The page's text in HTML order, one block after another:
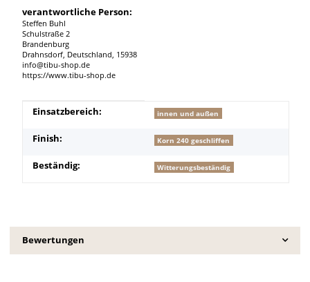
verantwortliche Person:
Steffen Buhl
Schulstraße 2
Brandenburg
Drahnsdorf, Deutschland, 15938
info@tibu-shop.de
https://www.tibu-shop.de
Produkteigenschaft
Wert
Einsatzbereich: innen und außen
Finish: Korn 240 geschliffen
Beständig: Witterungsbeständig
Bewertungen